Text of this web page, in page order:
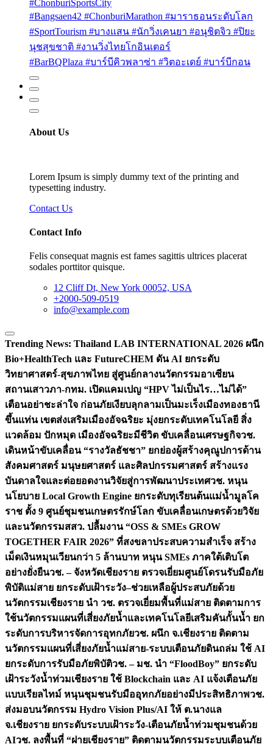
#ChonburiSportsCity
#Bangsaen42 #ChonburiMarathon #มาราธอนระดับโลก
#SportTourism #บางแสน #นักวิ่งเคนยา #อนุชิตจิว #ปิยะ
นุชสุขชาติ #งานวิ่งไทยโกอินเตอร์
#BarBQPlaza #บาร์บีคิวพลาซ่า #วิตอะเดย์ #บาร์บีกอน
About Us
Lorem Ipsum is simply dummy text of the printing and
typesetting industry.
Contact Us
Contact Info
Felis consequat magnis est fames sagittis ultrices placerat
sodales porttitor quisque.
12 Cliff Dt, New York 00052, USA
+2000-509-0519
info@example.com
Trending News: Thailand LAB INTERNATIONAL 2026 ผนึก
Bio+HealthTech และ FutureCHEM ดัน AI ยกระดับ
วิทยาศาสตร์-สุขภาพไทย สู่ศูนย์กลางนวัตกรรมอาเซียน
สถานเสาวภา-กทม. เปิดแคมเปญ “HPV ไม่เป็นไร…ไม่ได้”
เตือนอย่าชะล่าใจ ก่อนภัยเงียบลุกลามเป็นมะเร็งเมืองทองธานี
ขึ้นแท่น เขตส่งเสริมเมืองอัจฉริยะ มุ่งยกระดับเทคโนโลยี สิ่ง
แวดล้อม ปักหมุด เมืองอัจฉริยะมีชีวิต ขับเคลื่อนเศรษฐกิจวช.
เดินหน้าขับเคลื่อน “รางวัลธัชชา” ยกย่องผู้สร้างคุณูปการด้าน
สังคมศาสตร์ มนุษยศาสตร์ และศิลปกรรมศาสตร์ สร้างแรง
บันดาลใจและต่อยอดงานวิจัยสู่การพัฒนาประเทศวช. หนุน
นโยบาย Local Growth Engine ยกระดับทุเรียนต้นแม่น้ำมูลโค
ราช ตั้ง 9 ศูนย์ชุมชนเกษตรรักษ์โลก ขับเคลื่อนเกษตรด้วยวิจัย
และนวัตกรรมสสว. ปลื้มงาน “OSS & SMEs GROW
TOGETHER FAIR 2026” ที่สงขลาประสบความสำเร็จ สร้าง
เม็ดเงินหมุนเวียนกว่า 5 ล้านบาท หนุน SMEs ภาคใต้เติบโต
อย่างยั่งยืนวช. – จังหวัดเชียงราย ตรวจเยี่ยมศูนย์โดรนรับมือภัย
พิบัติแม่สาย ยกระดับเฝ้าระวัง–ช่วยเหลือผู้ประสบภัยด้วย
นวัตกรรมเชียงราย นำ วช. ตรวจเยี่ยมพื้นที่แม่สาย ติดตามการ
ใช้นวัตกรรมแผนที่เสี่ยงภัยน้ำและเทคโนโลยีเสริมคันกั้นน้ำ ยก
ระดับการบริหารจัดการอุทกภัยวช. ผนึก จ.เชียงราย ติดตาม
นวัตกรรมแผนที่เสี่ยงภัยน้ำแม่สาย-ระบบเตือนภัยดินถล่ม ใช้ AI
ยกระดับการรับมือภัยพิบัติวช. – มช. นำ “FloodBoy” ยกระดับ
เฝ้าระวังน้ำท่วมเชียงราย ใช้ Blockchain และ AI แจ้งเตือนภัย
แบบเรียลไทม์ หนุนชุมชนรับมืออุทกภัยอย่างมีประสิทธิภาพวช.
ส่งมอบนวัตกรรม Hydro Vision Plus/AI ให้ ต.นางแล
จ.เชียงราย ยกระดับระบบเฝ้าระวัง-เตือนภัยน้ำท่วมชุมชนด้วย
AIวช. ลงพื้นที่ “ฝายเชียงราย” ติดตามนวัตกรรมระบบเตือนภัย